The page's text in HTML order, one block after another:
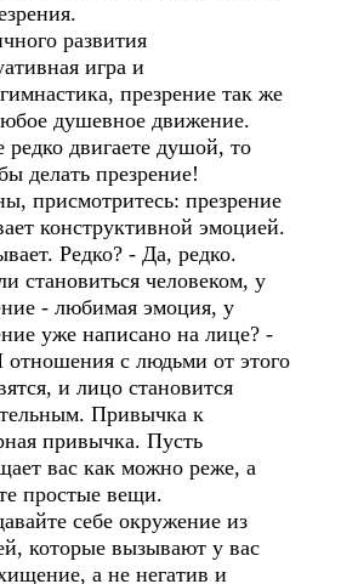
развития
игра и
презрение так же
душевное движение.
двигаете душой, то
делать презрение!
присмотритесь: презрение
конструктивной эмоцией.
Редко? - Да, редко.
становиться человеком, у
- любимая эмоция, у
уже написано на лице? -
отношения с людьми от этого
и лицо становится
Привычка к
привычка. Пусть
вас как можно реже, а
простые вещи.
себе окружение из
которые вызывают у вас
а не негатив и